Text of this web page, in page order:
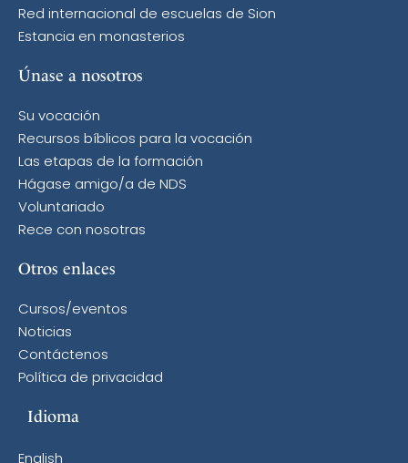
Red internacional de escuelas de Sion
Estancia en monasterios
Únase a nosotros
Su vocación
Recursos bíblicos para la vocación
Las etapas de la formación
Hágase amigo/a de NDS
Voluntariado
Rece con nosotras
Otros enlaces
Cursos/eventos
Noticias
Contáctenos
Política de privacidad
Idioma
English